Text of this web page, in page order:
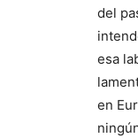
del
esa
en